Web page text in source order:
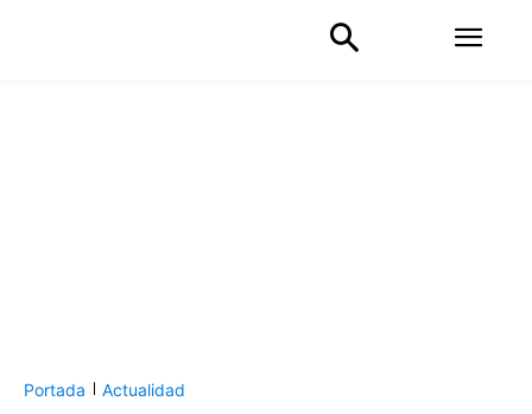
Portada Actualidad